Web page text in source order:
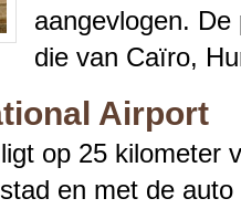
aangevlogen.
die van Caïro,
Airport
op 25 kilometer
en met de